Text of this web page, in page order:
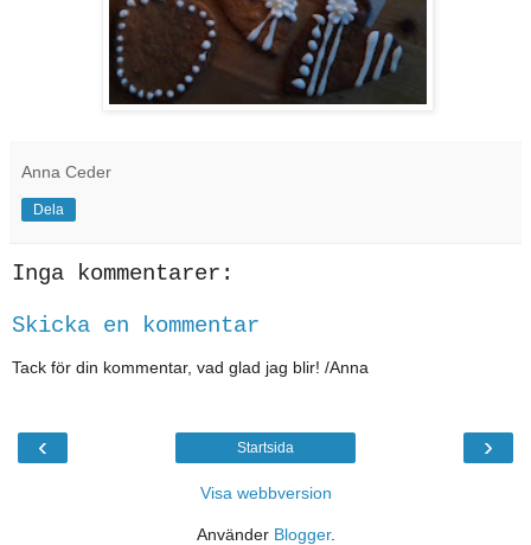
Anna Ceder
Dela
Inga kommentarer:
Skicka en kommentar
Tack för din kommentar, vad glad jag blir! /Anna
‹ ›
Startsida
Visa webbversion
Använder Blogger.